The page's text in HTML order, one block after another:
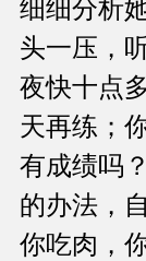
细细分析
头一压，
夜快十点
天再练；
有成绩吗
的办法，
你吃肉，